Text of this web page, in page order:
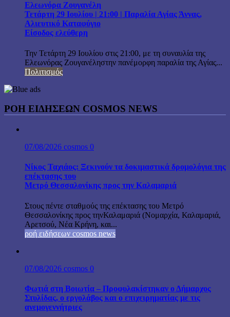
Ελεωνόρα Ζουγανέλη
Τετάρτη 29 Ιουλίου | 21:00 | Παραλία Αγίας Άννας,
Αλιευτικό Καταφύγιο
Είσοδος ελεύθερη
Την Τετάρτη 29 Ιουλίου στις 21:00, με τη συναυλία της
Ελεωνόρας Ζουγανέληστην πανέμορφη παραλία της Αγίας...
Πολιτισμός
ΡΟΗ ΕΙΔΗΣΕΩΝ COSMOS NEWS
07/08/2026 cosmos 0
Νίκος Ταχιάος: Ξεκινούν τα δοκιμαστικά δρομολόγια της
επέκτασης του
Μετρό Θεσσαλονίκης προς την Καλαμαριά
Στους πέντε σταθμούς της επέκτασης του Μετρό
Θεσσαλονίκης προς τηνΚαλαμαριά (Νομαρχία, Καλαμαριά,
Αρετσού, Νέα Κρήνη, και...
ροή ειδήσεων cosmos news
07/08/2026 cosmos 0
Φωτιά στη Βοιωτία – Προφυλακίστηκαν ο Δήμαρχος
Στυλίδας, ο εργολάβος και ο επιχειρηματίας με τις
ανεμογεννήτριες